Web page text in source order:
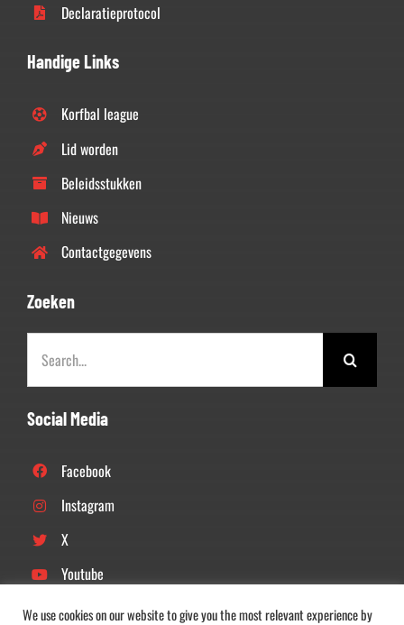
Declaratieprotocol
Handige Links
Korfbal league
Lid worden
Beleidsstukken
Nieuws
Contactgegevens
Zoeken
naar:
Social Media
Facebook
Instagram
X
Youtube
Linkedin
We use cookies on our website to give you the most relevant experience by